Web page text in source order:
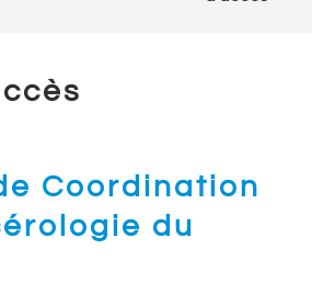
Coordination
du